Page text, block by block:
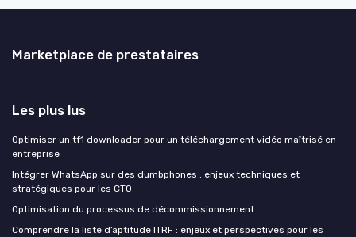
Marketplace de prestataires
Les plus lus
Optimiser un tf1 downloader pour un téléchargement vidéo maîtrisé en
entreprise
Intégrer WhatsApp sur des dumbphones : enjeux techniques et
stratégiques pour les CTO
Optimisation du processus de décommissionnement
Comprendre la liste d’aptitude ITRF : enjeux et perspectives pour les